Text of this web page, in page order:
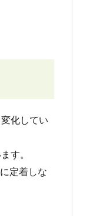
化してい
す。
定着しな